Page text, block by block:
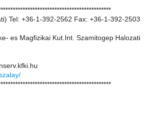
Tel: +36-1-392-2562 Fax: +36-1-392-2503
es Magfizikai Kut.Int. Szamitogep Halozati